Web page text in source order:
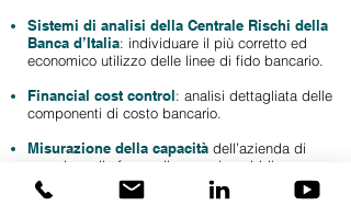
Sistemi di analisi della Centrale Rischi della
Banca d’Italia: individuare il più corretto ed
economico utilizzo delle linee di fido bancario.
Financial cost control: analisi dettagliata delle
componenti di costo bancario.
Misurazione della capacità dell’azienda di
accedere
alle forme di garanzia pubblica, come
il Fondo
di Garanzia.